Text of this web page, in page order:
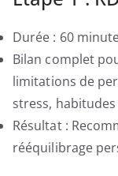
Durée : 60
Bilan complet
limitations de
stress,
Résultat :
rééquilibrage